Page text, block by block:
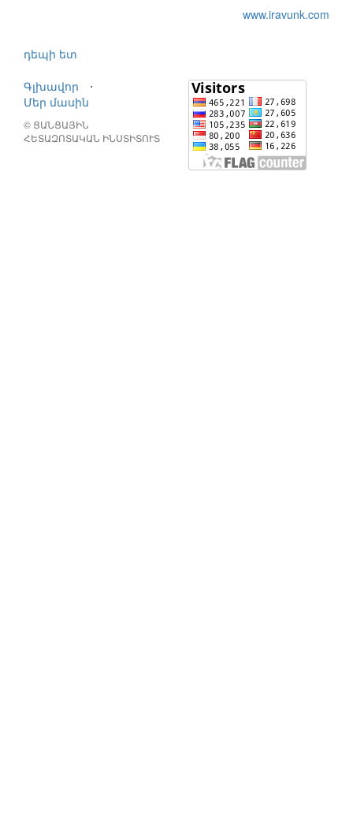
www.iravunk.com
դեպի ետ
Գլխավոր
⋅
Մեր մասին
© ՑԱՆՑԱՅԻՆ
ՀԵՏԱԶՈՏԱԿԱՆ ԻՆՍՏԻՏՈՒՏ